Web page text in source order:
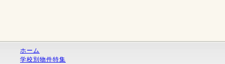
ホーム
学校別物件特集